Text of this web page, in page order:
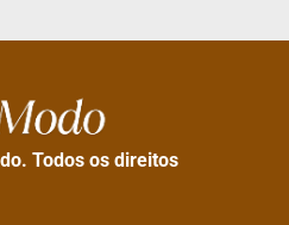
Todos os direitos